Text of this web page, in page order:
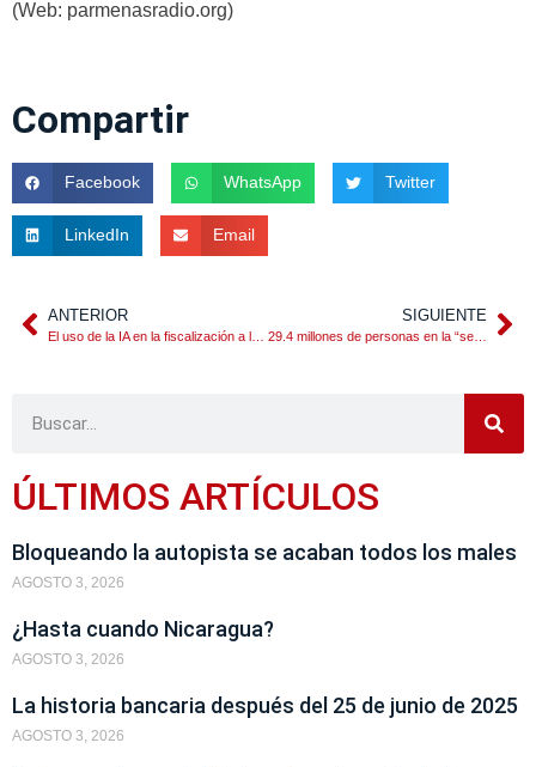
(Web: parmenasradio.org)
Compartir
Facebook WhatsApp Twitter
LinkedIn Email
ANTERIOR SIGUIENTE
29.4 millones de personas en la “segunda nomina” del gobierno mexicano
ÚLTIMOS ARTÍCULOS
Bloqueando la autopista se acaban todos los males
AGOSTO 3, 2026
¿Hasta cuando Nicaragua?
AGOSTO 3, 2026
La historia bancaria después del 25 de junio de 2025
AGOSTO 3, 2026